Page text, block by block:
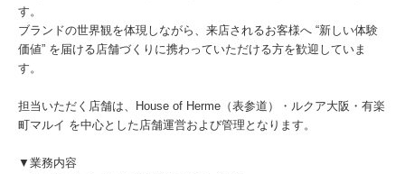
す。
ブランドの世界観を体現しながら、来店されるお客様へ “新しい体験
価値” を届ける店舗づくりに携わっていただける方を歓迎していま
す。
担当いただく店舗は、House of Herme（表参道）・ルクア大阪・有楽
町マルイ を中心とした店舗運営および管理となります。
▼業務内容